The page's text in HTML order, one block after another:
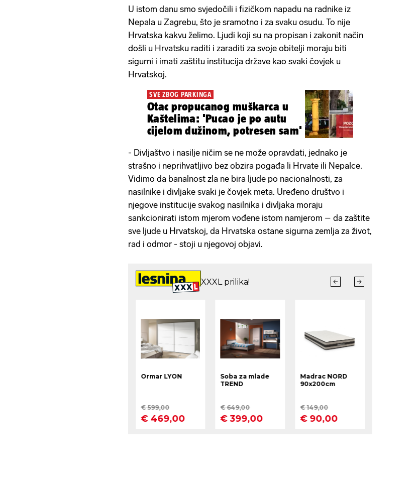
U istom danu smo svjedočili i fizičkom napadu na radnike iz
Nepala u Zagrebu, što je sramotno i za svaku osudu. To nije
Hrvatska kakvu želimo. Ljudi koji su na propisan i zakonit način
došli u Hrvatsku raditi i zaraditi za svoje obitelji moraju biti
sigurni i imati zaštitu institucija države kao svaki čovjek u
Hrvatskoj.
SVE ZBOG PARKINGA
Otac propucanog muškarca u
Kaštelima: 'Pucao je po autu
cijelom dužinom, potresen sam'
- Divljaštvo i nasilje ničim se ne može opravdati, jednako je
strašno i neprihvatljivo bez obzira pogađa li Hrvate ili Nepalce.
Vidimo da banalnost zla ne bira ljude po nacionalnosti, za
nasilnike i divljake svaki je čovjek meta. Uređeno društvo i
njegove institucije svakog nasilnika i divljaka moraju
sankcionirati istom mjerom vođene istom namjerom – da zaštite
sve ljude u Hrvatskoj, da Hrvatska ostane sigurna zemlja za život,
rad i odmor - stoji u njegovoj objavi.